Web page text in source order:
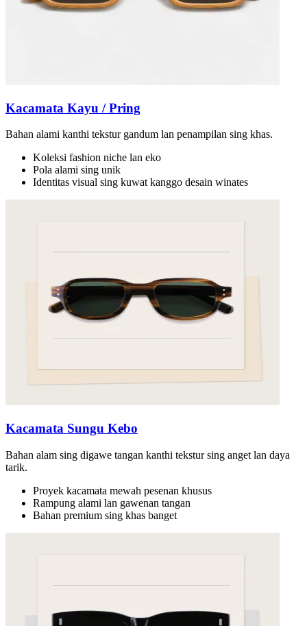
Kacamata Kayu / Pring
Bahan alami kanthi tekstur gandum lan penampilan sing khas.
Koleksi fashion niche lan eko
Pola alami sing unik
Identitas visual sing kuwat kanggo desain winates
Kacamata Sungu Kebo
Bahan alam sing digawe tangan kanthi tekstur sing anget lan daya
tarik.
Proyek kacamata mewah pesenan khusus
Rampung alami lan gawenan tangan
Bahan premium sing khas banget